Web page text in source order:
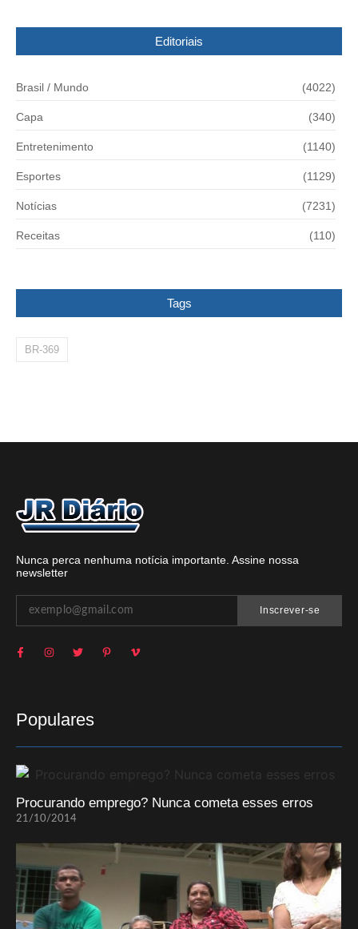
Editoriais
Brasil / Mundo (4022)
Capa (340)
Entretenimento (1140)
Esportes (1129)
Notícias (7231)
Receitas (110)
Tags
BR-369
Nunca perca nenhuma notícia importante. Assine nossa
newsletter
Inscrever-se
Populares
Procurando emprego? Nunca cometa esses erros
21/10/2014